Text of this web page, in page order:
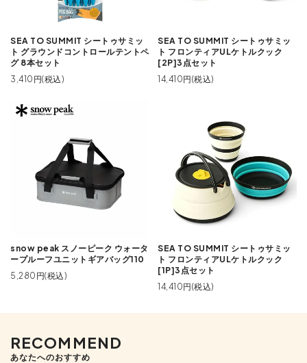
SEA TO SUMMIT シートゥサミッ
ト グラウンドコントロールテントペ
グ 8本セット
3,410円(税込)
SEA TO SUMMIT シートゥサミッ
ト フロンティアULケトルクック
[2P]3点セット
14,410円(税込)
snow peak スノーピーク ウォータ
ープルーフユニットギアバッグ110
5,280円(税込)
SEA TO SUMMIT シートゥサミッ
ト フロンティアULケトルクック
[1P]3点セット
14,410円(税込)
RECOMMEND
あなたへのおすすめ